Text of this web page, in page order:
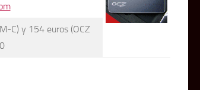
C) y 154 euros (OCZ